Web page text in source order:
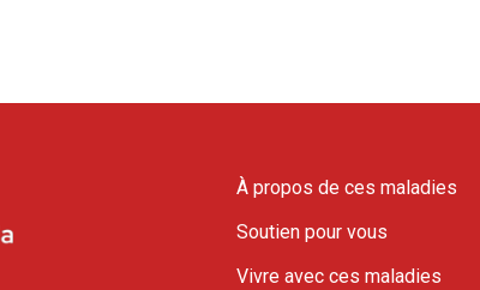
À propos de ces maladies
Soutien pour vous
Vivre avec ces maladies